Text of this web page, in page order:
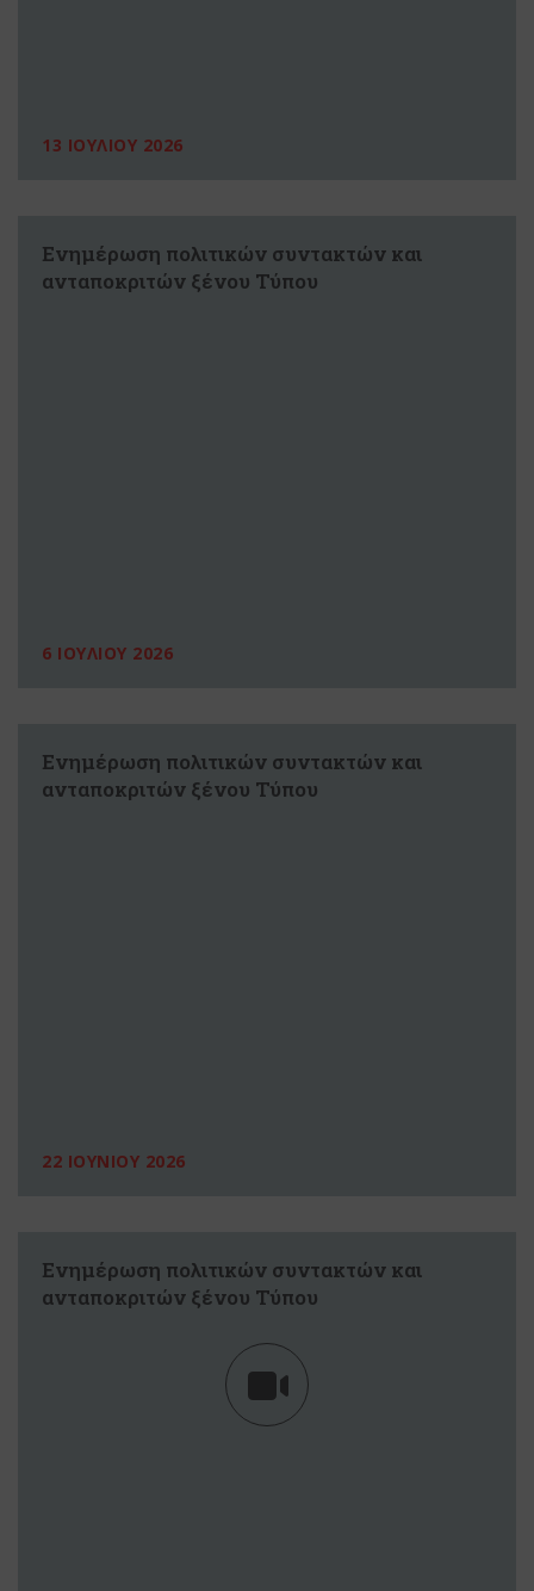
13 ΙΟΥΛΙΟΥ 2026
Ενημέρωση πολιτικών συντακτών και
ανταποκριτών ξένου Τύπου
6 ΙΟΥΛΙΟΥ 2026
Ενημέρωση πολιτικών συντακτών και
ανταποκριτών ξένου Τύπου
22 ΙΟΥΝΙΟΥ 2026
Ενημέρωση πολιτικών συντακτών και
ανταποκριτών ξένου Τύπου